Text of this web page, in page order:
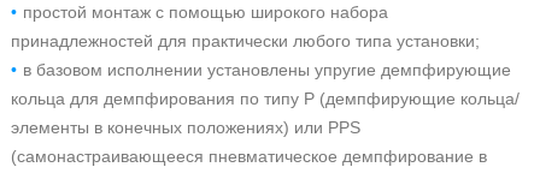
простой монтаж с помощью широкого набора
принадлежностей для практически любого типа установки;
в базовом исполнении установлены упругие демпфирующие
кольца для демпфирования по типу P (демпфирующие кольца/
элементы в конечных положениях) или PPS
(самонастраивающееся пневматическое демпфирование в